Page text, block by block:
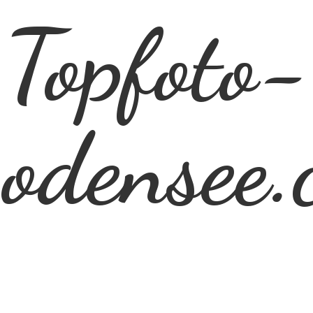
Topfoto-